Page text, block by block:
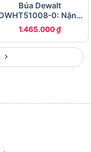
kéo dài tuổi thọ
tắc sau:
mạnh vào vật quá
nên dùng cho các
để ngoài trời hoặc
Búa Dewalt
0: Nặng
620g, Thép Nguyên
Khối, Chống Trượt
1.465.000₫